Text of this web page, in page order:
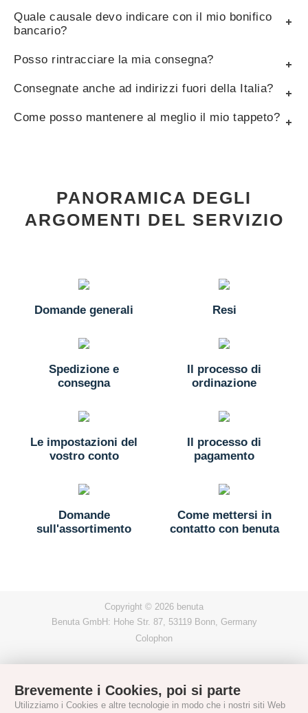
Quale causale devo indicare con il mio bonifico
bancario?
Posso rintracciare la mia consegna?
Consegnate anche ad indirizzi fuori della Italia?
Come posso mantenere al meglio il mio tappeto?
PANORAMICA DEGLI
ARGOMENTI DEL SERVIZIO
Domande generali Resi
Spedizione e
consegna
Il processo di
ordinazione
Le impostazioni del
vostro conto
Il processo di
pagamento
Domande
sull'assortimento
Come mettersi in
contatto con benuta
Copyright © 2026 benuta
Benuta GmbH: Hohe Str. 87, 53119 Bonn, Germany
Colophon
Brevemente i Cookies, poi si parte
Utilizziamo i Cookies e altre tecnologie in modo che i nostri siti Web